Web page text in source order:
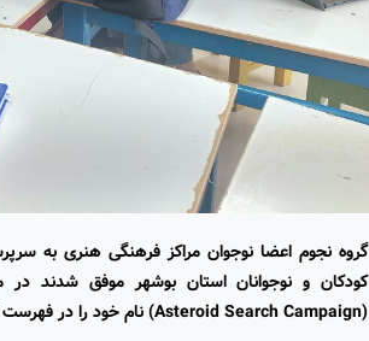
گروه نجوم اعضا نوجوان مراکز فرهنگی هنری به
کودکان و نوجوانان استان بوشهر موفق
(Asteroid Search Campaign) نام خود را در فهرست کشف‌کنندگان سیارک جدید به ثبت برسانند.